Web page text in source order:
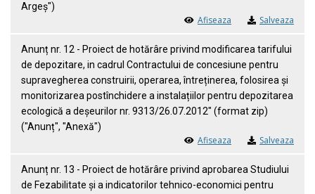
Argeș")
Afiseaza Salveaza
Anunț nr. 12 - Proiect de hotărâre privind modificarea tarifului
de depozitare, in cadrul Contractului de concesiune pentru
supravegherea construirii, operarea, întreținerea, folosirea și
monitorizarea postînchidere a instalațiilor pentru depozitarea
ecologică a deșeurilor nr. 9313/26.07.2012" (format zip)
("Anunț", "Anexă")
Afiseaza Salveaza
Anunț nr. 13 - Proiect de hotărâre privind aprobarea Studiului
de Fezabilitate și a indicatorilor tehnico-economici pentru